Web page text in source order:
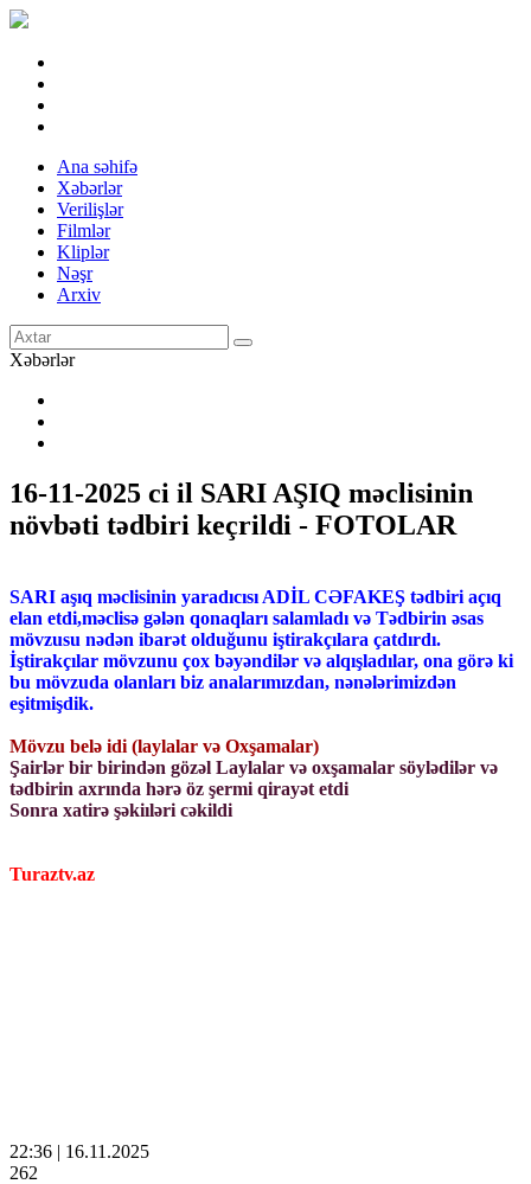
Ana səhifə
Xəbərlər
Verilişlər
Filmlər
Kliplər
Nəşr
Arxiv
Xəbərlər
16-11-2025 ci il SARI AŞIQ məclisinin
növbəti tədbiri keçrildi - FOTOLAR
SARI aşıq məclisinin yaradıcısı ADİL CƏFAKEŞ tədbiri açıq
elan etdi,məclisə gələn qonaqları salamladı və Tədbirin əsas
mövzusu nədən ibarət olduğunu iştirakçılara çatdırdı.
İştirakçılar mövzunu çox bəyəndilər və alqışladılar, ona görə ki
bu mövzuda olanları biz analarımızdan, nənələrimizdən
eşitmişdik.
Mövzu belə idi (laylalar və Oxşamalar)
Şairlər bir birindən gözəl Laylalar və oxşamalar söylədilər və
tədbirin axrında hərə öz şermi qirayət etdi
Sonra xatirə şəkiıləri cəkildi
Turaztv.az
22:36 | 16.11.2025
262